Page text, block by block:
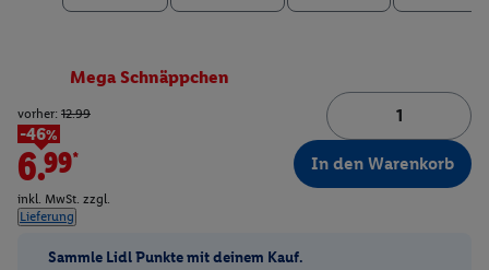
Mega Schnäppchen
vorher: 12.99
-46%
6.99*
inkl. MwSt. zzgl.
Lieferung
In den Warenkorb
Sammle Lidl Punkte mit deinem Kauf.